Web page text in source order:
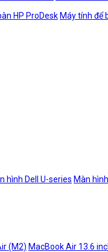
HP ProDesk Máy tính để
hình Dell U-series Màn
(M2) MacBook Air 13.6